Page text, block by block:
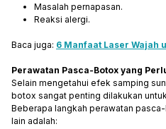
Masalah pernapasan.
Reaksi alergi.
Baca juga: 6 Manfaat Laser Wajah
Perawatan Pasca-Botox yang
Selain mengetahui efek samping
botox sangat penting dilakukan
Beberapa langkah perawatan
lain adalah: